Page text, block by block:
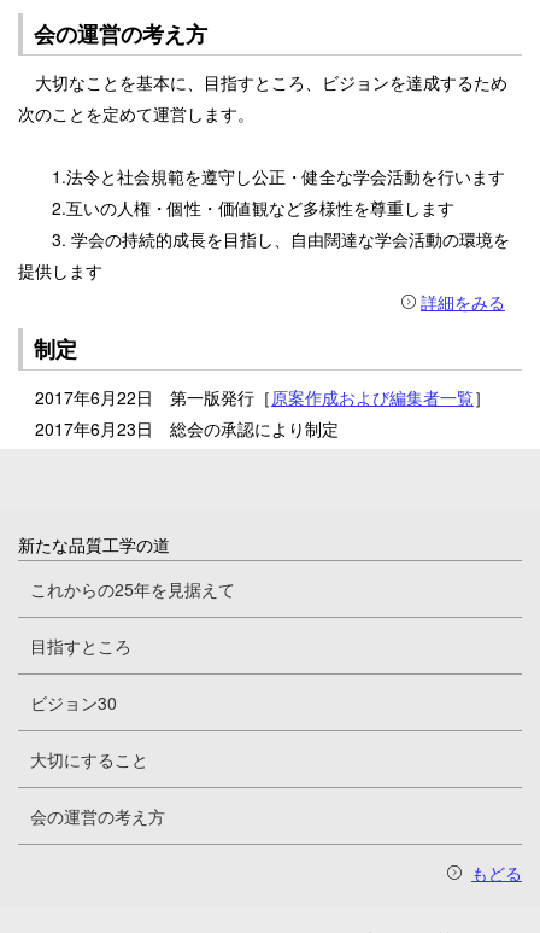
会の運営の考え方
大切なことを基本に、目指すところ、ビジョンを達成するため
次のことを定めて運営します。
1.法令と社会規範を遵守し公正・健全な学会活動を行います
2.互いの人権・個性・価値観など多様性を尊重します
3. 学会の持続的成長を目指し、自由闊達な学会活動の環境を
提供します
詳細をみる
制定
2017年6月22日 第一版発行［ 原案作成および編集者一覧］
2017年6月23日 総会の承認により制定
新たな品質工学の道
これからの25年を見据えて
目指すところ
ビジョン30
大切にすること
会の運営の考え方
もどる